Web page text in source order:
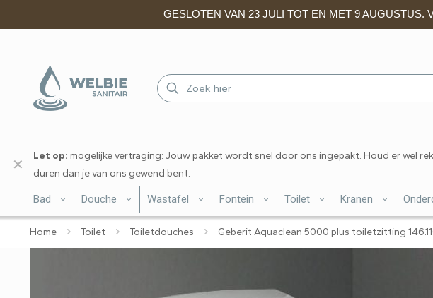
GESLOTEN VAN 23 JULI TOT EN MET 9 AUGUSTUS.
Let op: mogelijke vertraging: Jouw pakket wordt snel door ons ingepakt. Houd er wel
duren dan je van ons gewend bent.
✕
Bad Douche Wastafel Fontein Toilet Kranen
Home Toilet Toiletdouches Geberit Aquaclean 5000 plus toiletzitting